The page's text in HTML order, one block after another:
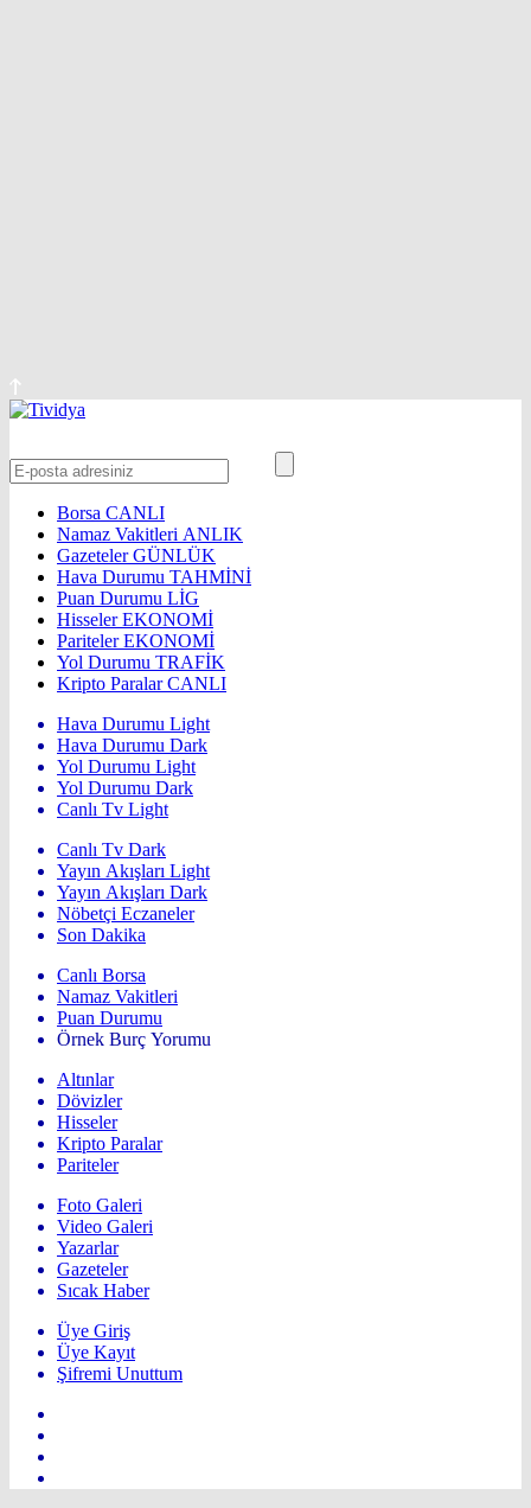
Borsa CANLI
Namaz Vakitleri ANLIK
GazetelerGÜNLÜK
Hava Durumu TAHMİNİ
Puan Durumu LİG
HisselerEKONOMİ
ParitelerEKONOMİ
Yol Durumu TRAFİK
Kripto ParalarCANLI
Hava Durumu Light
Hava Durumu Dark
Yol Durumu Light
Yol Durumu Dark
Canlı Tv Light
Canlı Tv Dark
Yayın Akışları Light
Yayın Akışları Dark
Nöbetçi Eczaneler
Son Dakika
Canlı Borsa
Namaz Vakitleri
Puan Durumu
Örnek Burç Yorumu
Altınlar
Dövizler
Hisseler
Kripto Paralar
Pariteler
Foto Galeri
Video Galeri
Yazarlar
Gazeteler
Sıcak Haber
Üye Giriş
Üye Kayıt
Şifremi Unuttum